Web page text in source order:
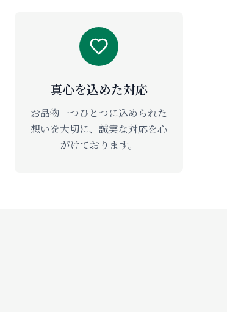
真心を込めた対応
お品物一つひとつに込められた
想いを大切に、誠実な対応を心
がけております。